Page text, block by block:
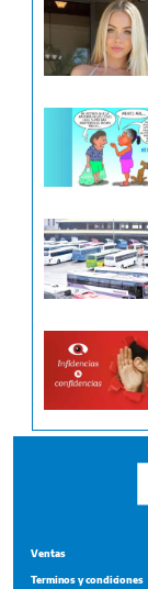
Ventas
Terminos y condiciones